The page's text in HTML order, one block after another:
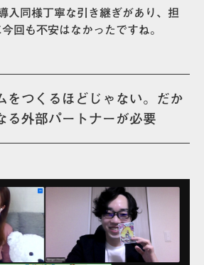
入同様丁寧な引き継ぎがあり、担
回も不安はなかったですね。
をつくるほどじゃない。だか
る外部パートナーが必要